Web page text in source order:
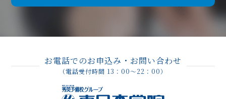
お電話でのお申込み・お問い合わせ
（電話受付時間 13：00～22：00）